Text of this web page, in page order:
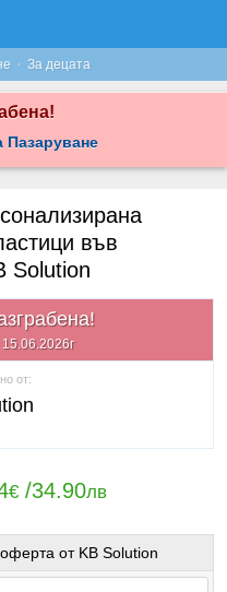
· За децата
Пазаруване
във
Solution
от:
€ /34.90лв
от KB Solution